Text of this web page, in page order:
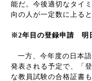
能だ。今後適切なタイ
向の人が一定数に上ると
※2年目の登録申請 明
一方、今年度の日本
発表される予定で、「
な教員試験の合格証書